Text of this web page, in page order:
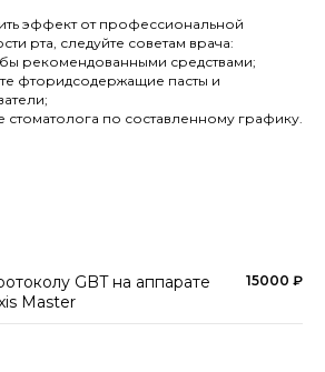
эффект от профессиональной
рта, следуйте советам врача:
рекомендованными средствами;
фторидсодержащие пасты и
стоматолога по составленному графику.
GBT на аппарате
Master
15000 ₽